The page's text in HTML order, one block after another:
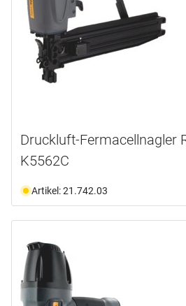
Druckluft-Fermacellnagler
K5562C
Artikel: 21.742.03